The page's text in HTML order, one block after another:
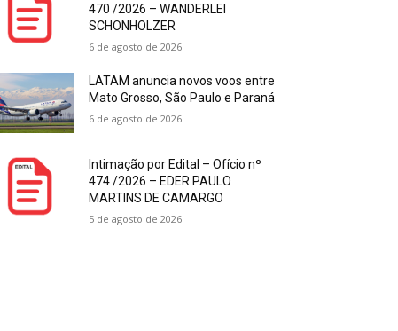
470 /2026 – WANDERLEI
SCHONHOLZER
6 de agosto de 2026
LATAM anuncia novos voos entre
Mato Grosso, São Paulo e Paraná
6 de agosto de 2026
Intimação por Edital – Ofício nº
474 /2026 – EDER PAULO
MARTINS DE CAMARGO
5 de agosto de 2026